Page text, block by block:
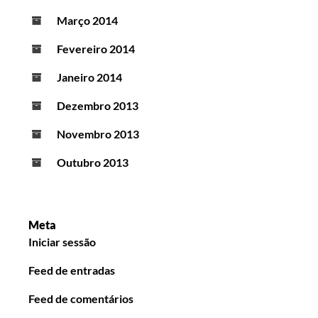
Março 2014
Fevereiro 2014
Janeiro 2014
Dezembro 2013
Novembro 2013
Outubro 2013
Meta
Iniciar sessão
Feed de entradas
Feed de comentários